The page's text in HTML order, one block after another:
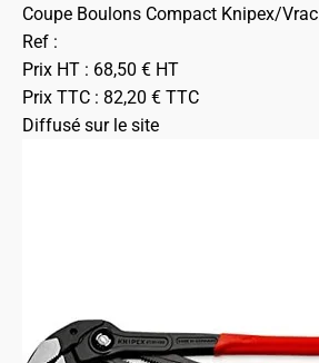
Coupe Boulons Compact Knipex/Vrac
Ref :
Prix HT : 68,50 € HT
Prix TTC : 82,20 € TTC
Diffusé sur le site